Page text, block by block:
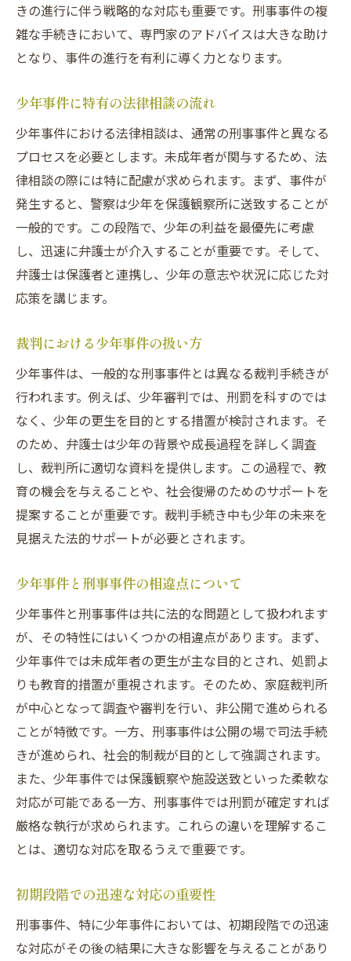
きの進行に伴う戦略的な対応も重要です。刑事事件の複
雑な手続きにおいて、専門家のアドバイスは大きな助け
となり、事件の進行を有利に導く力となります。
少年事件に特有の法律相談の流れ
少年事件における法律相談は、通常の刑事事件と異なる
プロセスを必要とします。未成年者が関与するため、法
律相談の際には特に配慮が求められます。まず、事件が
発生すると、警察は少年を保護観察所に送致することが
一般的です。この段階で、少年の利益を最優先に考慮
し、迅速に弁護士が介入することが重要です。そして、
弁護士は保護者と連携し、少年の意志や状況に応じた対
応策を講じます。
裁判における少年事件の扱い方
少年事件は、一般的な刑事事件とは異なる裁判手続きが
行われます。例えば、少年審判では、刑罰を科すのでは
なく、少年の更生を目的とする措置が検討されます。そ
のため、弁護士は少年の背景や成長過程を詳しく調査
し、裁判所に適切な資料を提供します。この過程で、教
育の機会を与えることや、社会復帰のためのサポートを
提案することが重要です。裁判手続き中も少年の未来を
見据えた法的サポートが必要とされます。
少年事件と刑事事件の相違点について
少年事件と刑事事件は共に法的な問題として扱われます
が、その特性にはいくつかの相違点があります。まず、
少年事件では未成年者の更生が主な目的とされ、処罰よ
りも教育的措置が重視されます。そのため、家庭裁判所
が中心となって調査や審判を行い、非公開で進められる
ことが特徴です。一方、刑事事件は公開の場で司法手続
きが進められ、社会的制裁が目的として強調されます。
また、少年事件では保護観察や施設送致といった柔軟な
対応が可能である一方、刑事事件では刑罰が確定すれば
厳格な執行が求められます。これらの違いを理解するこ
とは、適切な対応を取るうえで重要です。
初期段階での迅速な対応の重要性
刑事事件、特に少年事件においては、初期段階での迅速
な対応がその後の結果に大きな影響を与えることがあり